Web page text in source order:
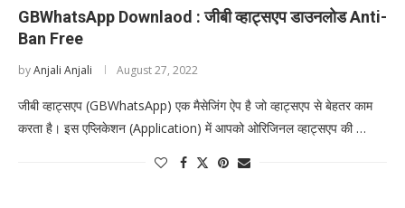
GBWhatsApp Downlaod : जीबी व्हाट्सएप डाउनलोड Anti-
Ban Free
byAnjali Anjali August 27, 2022
जीबी व्हाट्सएप (GBWhatsApp) एक मैसेजिंग ऐप है जो व्हाट्सएप से बेहतर काम
करता है। इस एप्लिकेशन (Application) में आपको ओरिजिनल व्हाट्सएप की …